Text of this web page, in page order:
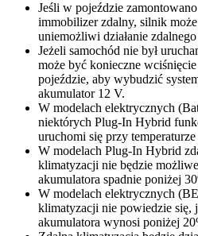
Jeśli w pojeździe
immobilizer zdalny, silnik
uniemożliwi działanie
Jeżeli samochód nie był
może być konieczne
pojeździe, aby wybudzić
akumulator 12 V.
W modelach elektrycznych
niektórych Plug-In Hybrid
uruchomi się przy
W modelach Plug-In Hybrid
klimatyzacji nie będzie
akumulatora spadnie poniżej
W modelach elektrycznych
klimatyzacji nie powiedzie się,
akumulatora wynosi poniżej